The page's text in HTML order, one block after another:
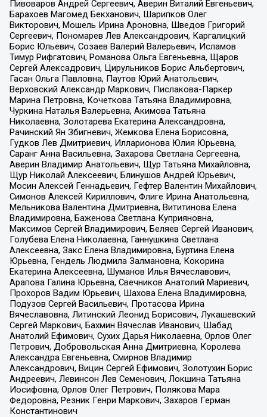
Пивоваров Андрей Сергеевич, Аверин Виталий Евгеньевич,
Барахоев Магомед Бекханович, Шарипков Олег
Викторович, Мошель Ирина Ароновна, Шведов Григорий
Сергеевич, Пономарев Лев Александрович, Каргалицкий
Борис Юльевич, Созаев Валерий Валерьевич, Исламов
Тимур Рифгатович, Романова Ольга Евгеньевна, Щаров
Сергей Алексадрович, Цирульников Борис Альбертович,
Гасан Ольга Павловна, Паутов Юрий Анатольевич,
Верховский Александр Маркович, Пислакова-Паркер
Марина Петровна, Кочеткова Татьяна Владимировна,
Чуркина Наталья Валерьевна, Акимова Татьяна
Николаевна, Золотарева Екатерина Александровна,
Рачинский Ян Збигневич, Жемкова Елена Борисовна,
Гудков Лев Дмитриевич, Илларионова Юлия Юрьевна,
Саранг Анна Васильевна, Захарова Светлана Сергеевна,
Аверин Владимир Анатольевич, Щур Татьяна Михайловна,
Щур Николай Алексеевич, Блинушов Андрей Юрьевич,
Мосин Алексей Геннадьевич, Гефтер Валентин Михайлович,
Симонов Алексей Кириллович, Флиге Ирина Анатольевна,
Мельникова Валентина Дмитриевна, Вититинова Елена
Владимировна, Баженова Светлана Куприяновна,
Максимов Сергей Владимирович, Беляев Сергей Иванович,
Голубева Елена Николаевна, Ганнушкина Светлана
Алексеевна, Закс Елена Владимировна, Буртина Елена
Юрьевна, Гендель Людмила Залмановна, Кокорина
Екатерина Алексеевна, Шуманов Илья Вячеславович,
Арапова Галина Юрьевна, Свечников Анатолий Мариевич,
Прохоров Вадим Юрьевич, Шахова Елена Владимировна,
Подузов Сергей Васильевич, Протасова Ирина
Вячеславовна, Литинский Леонид Борисович, Лукашевский
Сергей Маркович, Бахмин Вячеслав Иванович, Шабад
Анатолий Ефимович, Сухих Дарья Николаевна, Орлов Олег
Петрович, Добровольская Анна Дмитриевна, Королева
Александра Евгеньевна, Смирнов Владимир
Александрович, Вицин Сергей Ефимович, Золотухин Борис
Андреевич, Левинсон Лев Семенович, Локшина Татьяна
Иосифовна, Орлов Олег Петрович, Полякова Мара
Федоровна, Резник Генри Маркович, Захаров Герман
Константинович